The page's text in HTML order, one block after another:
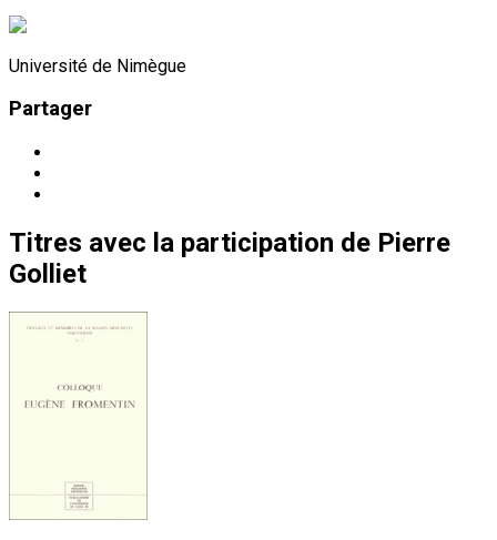
Université de Nimègue
Partager
Titres avec la participation de Pierre
Golliet